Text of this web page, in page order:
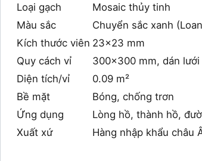
Loại gạch
Mosaic thủy tinh
Màu sắc
Chuyển sắc xanh
Kích thước viên 23×23 mm
Quy cách vỉ
300×300 mm, dán lưới
Diện tích/vỉ
0.09 m²
Bề mặt
Bóng, chống trơn
Ứng dụng
Lòng hồ, thành hồ,
Xuất xứ
Hàng nhập khẩu châu